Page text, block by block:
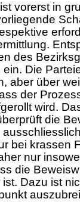
vorerst in
des
Die
aber über
der
wird.
die
bei krassen
nur
die
Dazu ist